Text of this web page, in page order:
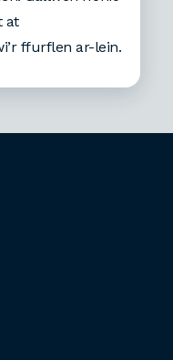
at
ffurflen ar-lein.